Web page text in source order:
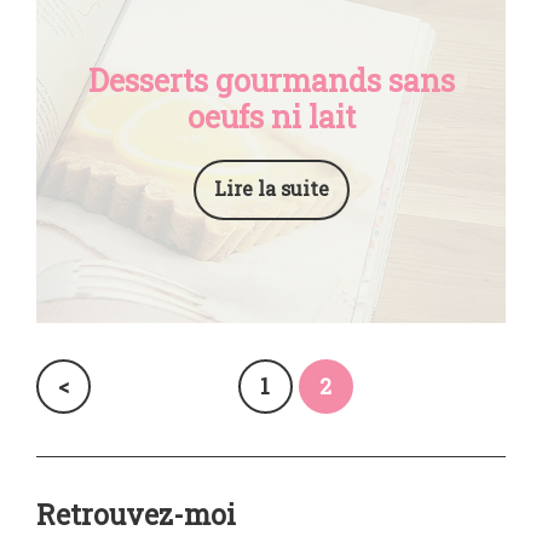
Desserts gourmands sans
oeufs ni lait
Lire la suite
< 1 2
Retrouvez-moi